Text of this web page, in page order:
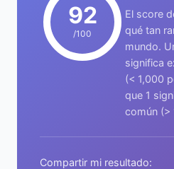
92
/100
El score
qué tan
mundo.
significa
(< 1,000
que 1
común (>
Compartir mi resultado: